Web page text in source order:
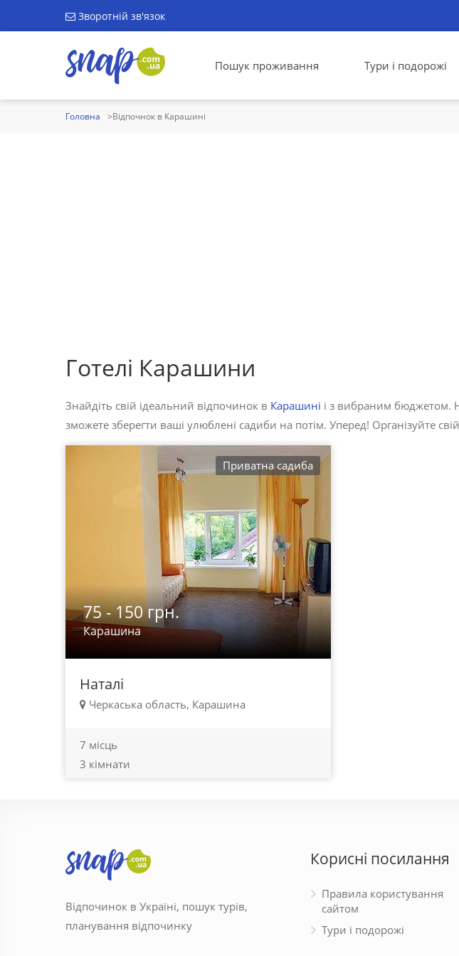
Зворотній зв'язок
Пошук проживання Тури і подорожі
Головна Відпочнок в Карашині
Готелі Карашини
Знайдіть свій ідеальний відпочинок в Карашині і з вибраним бюджетом.
зможете зберегти ваші улюблені садиби на потім. Уперед! Організуйте
75 - 150 грн.
Карашина
Наталі
Черкаська область, Карашина
7 місць
3 кімнати
Приватна садиба
Відпочинок в Україні, пошук турів,
планування відпочинку
Корисні посилання
Правила користування
сайтом
Тури і подорожі